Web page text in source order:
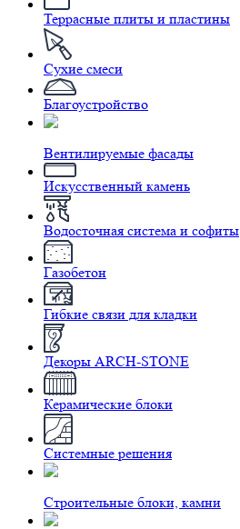
Террасные плиты и пластины
Сухие смеси
Благоустройство
Вентилируемые фасады
Искусственный камень
Водосточная система и софиты
Газобетон
Гибкие связи для кладки
Декоры ARCH-STONE
Керамические блоки
Системные решения
Строительные блоки, камни